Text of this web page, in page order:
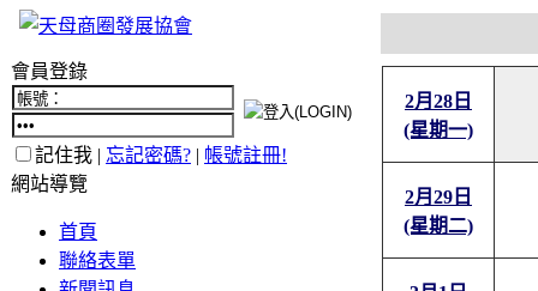
會員登錄
記住我 | 忘記密碼? | 帳號註冊!
網站導覽
首頁
聯絡表單
2月28日
(星期一)
2月29日
(星期二)